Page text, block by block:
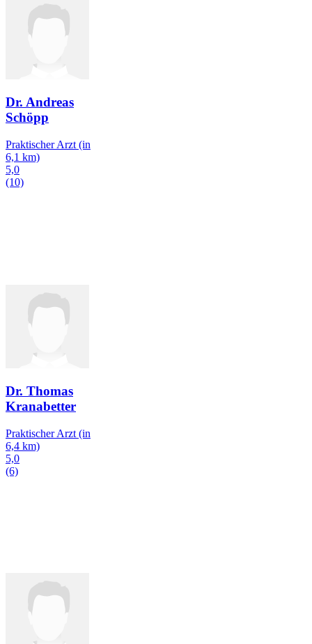
Dr. Andreas
Schöpp
Praktischer Arzt (in
6,1 km)
5,0
(10)
Dr. Thomas
Kranabetter
Praktischer Arzt (in
6,4 km)
5,0
(6)